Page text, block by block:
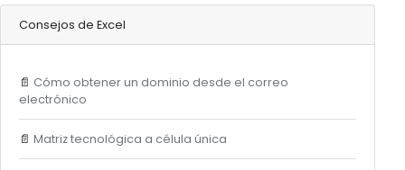
Consejos de Excel
📄 Cómo obtener un dominio desde el correo
electrónico
📄 Matriz tecnológica a célula única